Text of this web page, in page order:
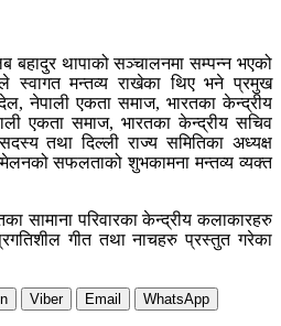
बहादुर थापाको सञ्चालनमा सम्पन्न भएको
स्वागत मन्तव्य राखेका थिए भने प्रमुख
नेपाली एकता समाज, भारतका केन्द्रीय
एकता समाज, भारतका केन्द्रीय सचिव
तथा दिल्ली राज्य समितिका अध्यक्ष
सफलताको शुभकामना मन्तव्य व्यक्त
सामाना परिवारका केन्द्रीय कलाकारहरु
गीत तथा नाचहरु प्रस्तुत गरेका
Viber Email WhatsApp